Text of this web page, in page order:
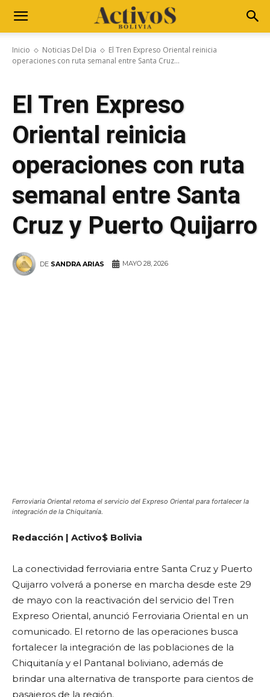
Inicio Noticias Del Dia
El Tren Expreso Oriental reinicia
operaciones con ruta semanal entre Santa Cruz...
El Tren Expreso
Oriental reinicia
operaciones con ruta
semanal entre Santa
Cruz y Puerto Quijarro
DE SANDRA ARIAS MAYO 28, 2026
Ferroviaria Oriental retoma el servicio del Expreso Oriental para fortalecer la
integración de la Chiquitanía.
Redacción | Activo$ Bolivia
La conectividad ferroviaria entre Santa Cruz y Puerto
Quijarro volverá a ponerse en marcha desde este 29
de mayo con la reactivación del servicio del Tren
Expreso Oriental, anunció Ferroviaria Oriental en un
comunicado. El retorno de las operaciones busca
fortalecer la integración de las poblaciones de la
Chiquitanía y el Pantanal boliviano, además de
brindar una alternativa de transporte para cientos de
pasajeros de la región.